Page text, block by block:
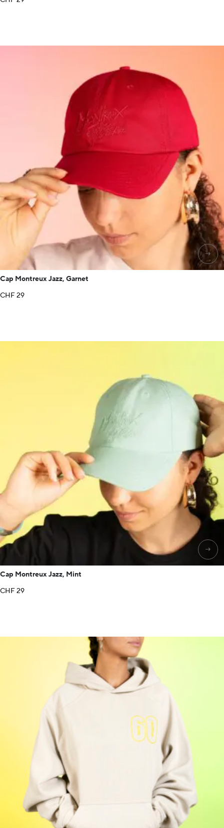
→
Cap Montreux Jazz, Garnet
CHF29
→
Cap Montreux Jazz, Mint
CHF29